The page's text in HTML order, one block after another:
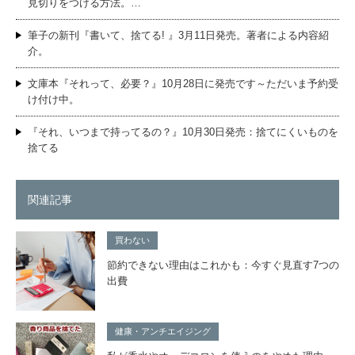
見切りをつける方法。…
筆子の新刊『書いて、捨てる! 』3月11日発売。著者による内容紹
介。
文庫本『それって、必要？』10月28日に発売です～ただいま予約受
け付け中。
『それ、いつまで持ってるの？』10月30日発売：捨てにくいものを
捨てる
関連記事
買わない
節約できない理由はこれかも：今すぐ見直す7つの
出費
健康・アンチエイジング